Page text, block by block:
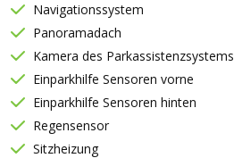
Navigationssystem
Panoramadach
Kamera des Parkassistenzsystems
Einparkhilfe Sensoren vorne
Einparkhilfe Sensoren hinten
Regensensor
Sitzheizung